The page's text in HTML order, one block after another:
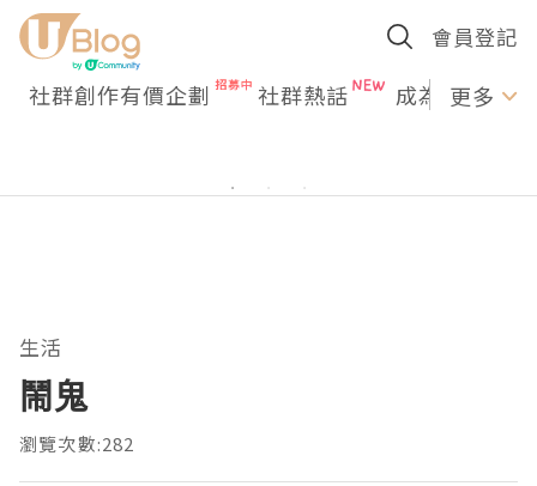
會員登記
社群創作有價企劃 社群熱話 成為U更多
生活
鬧鬼
瀏覽次數:282